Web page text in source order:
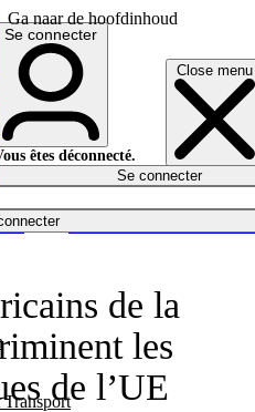
Ga naar de hoofdinhoud
Close menu
English
Deutsch
Se connecter
êtes déconnecté.
Se connecter
de la
les
de l’UE